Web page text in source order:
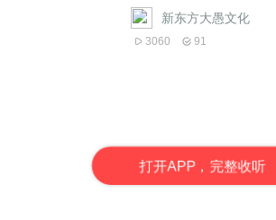
新东方大愚文化
3060 91
打开APP，完整收听